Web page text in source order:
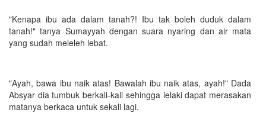
"Kenapa ibu ada dalam tanah?! Ibu tak boleh duduk dalam
tanah!" tanya Sumayyah dengan suara nyaring dan air mata
yang sudah meleleh lebat.
"Ayah, bawa ibu naik atas! Bawalah ibu naik atas, ayah!" Dada
Absyar dia tumbuk berkali-kali sehingga lelaki dapat merasakan
matanya berkaca untuk sekali lagi.